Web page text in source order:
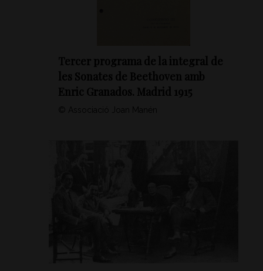
Tercer programa de la integral de
les Sonates de Beethoven amb
Enric Granados. Madrid 1915
© Associació Joan Manén